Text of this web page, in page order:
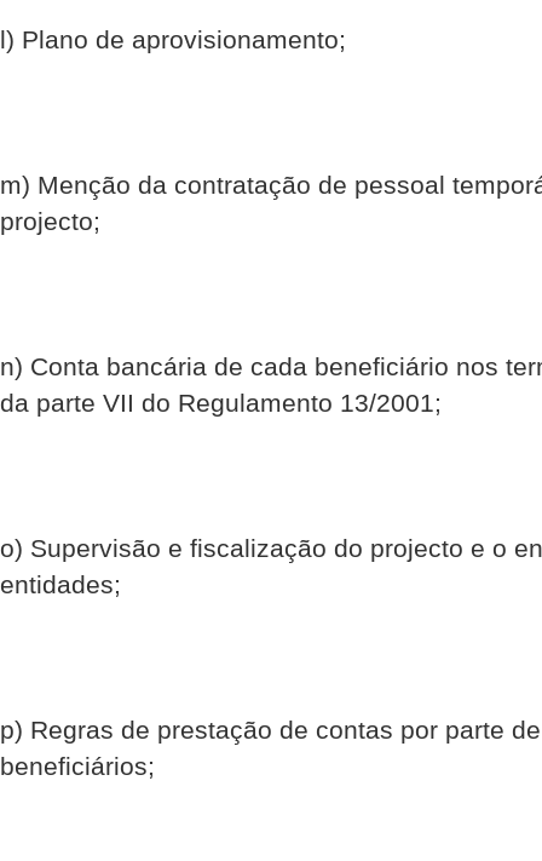
l) Plano de aprovisionamento;
m) Menção da contratação de pessoal
projecto;
n) Conta bancária de cada beneficiário nos
da parte VII do Regulamento 13/2001;
o) Supervisão e fiscalização do projecto e o
entidades;
p) Regras de prestação de contas por parte
beneficiários;